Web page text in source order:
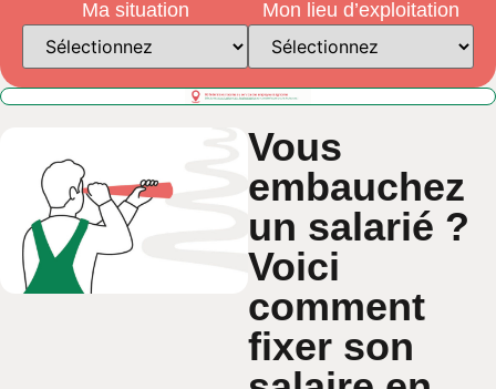
Ma situation Mon lieu d’exploitation
Vous
embauchez
un salarié ?
Voici
comment
fixer son